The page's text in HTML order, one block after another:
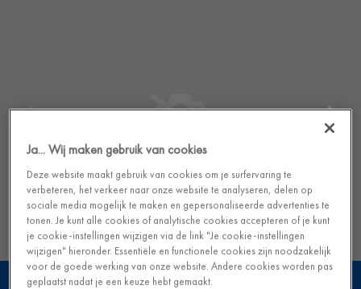
Bekijk deze vloer in je eigen interieur
Ja... Wij maken gebruik van cookies
Deze website maakt gebruik van cookies om je surfervaring te
verbeteren, het verkeer naar onze website te analyseren, delen op
sociale media mogelijk te maken en gepersonaliseerde advertenties te
tonen. Je kunt alle cookies of analytische cookies accepteren of je kunt
je cookie-instellingen wijzigen via de link "Je cookie-instellingen
wijzigen" hieronder. Essentiële en functionele cookies zijn noodzakelijk
voor de goede werking van onze website. Andere cookies worden pas
geplaatst nadat je een keuze hebt gemaakt.